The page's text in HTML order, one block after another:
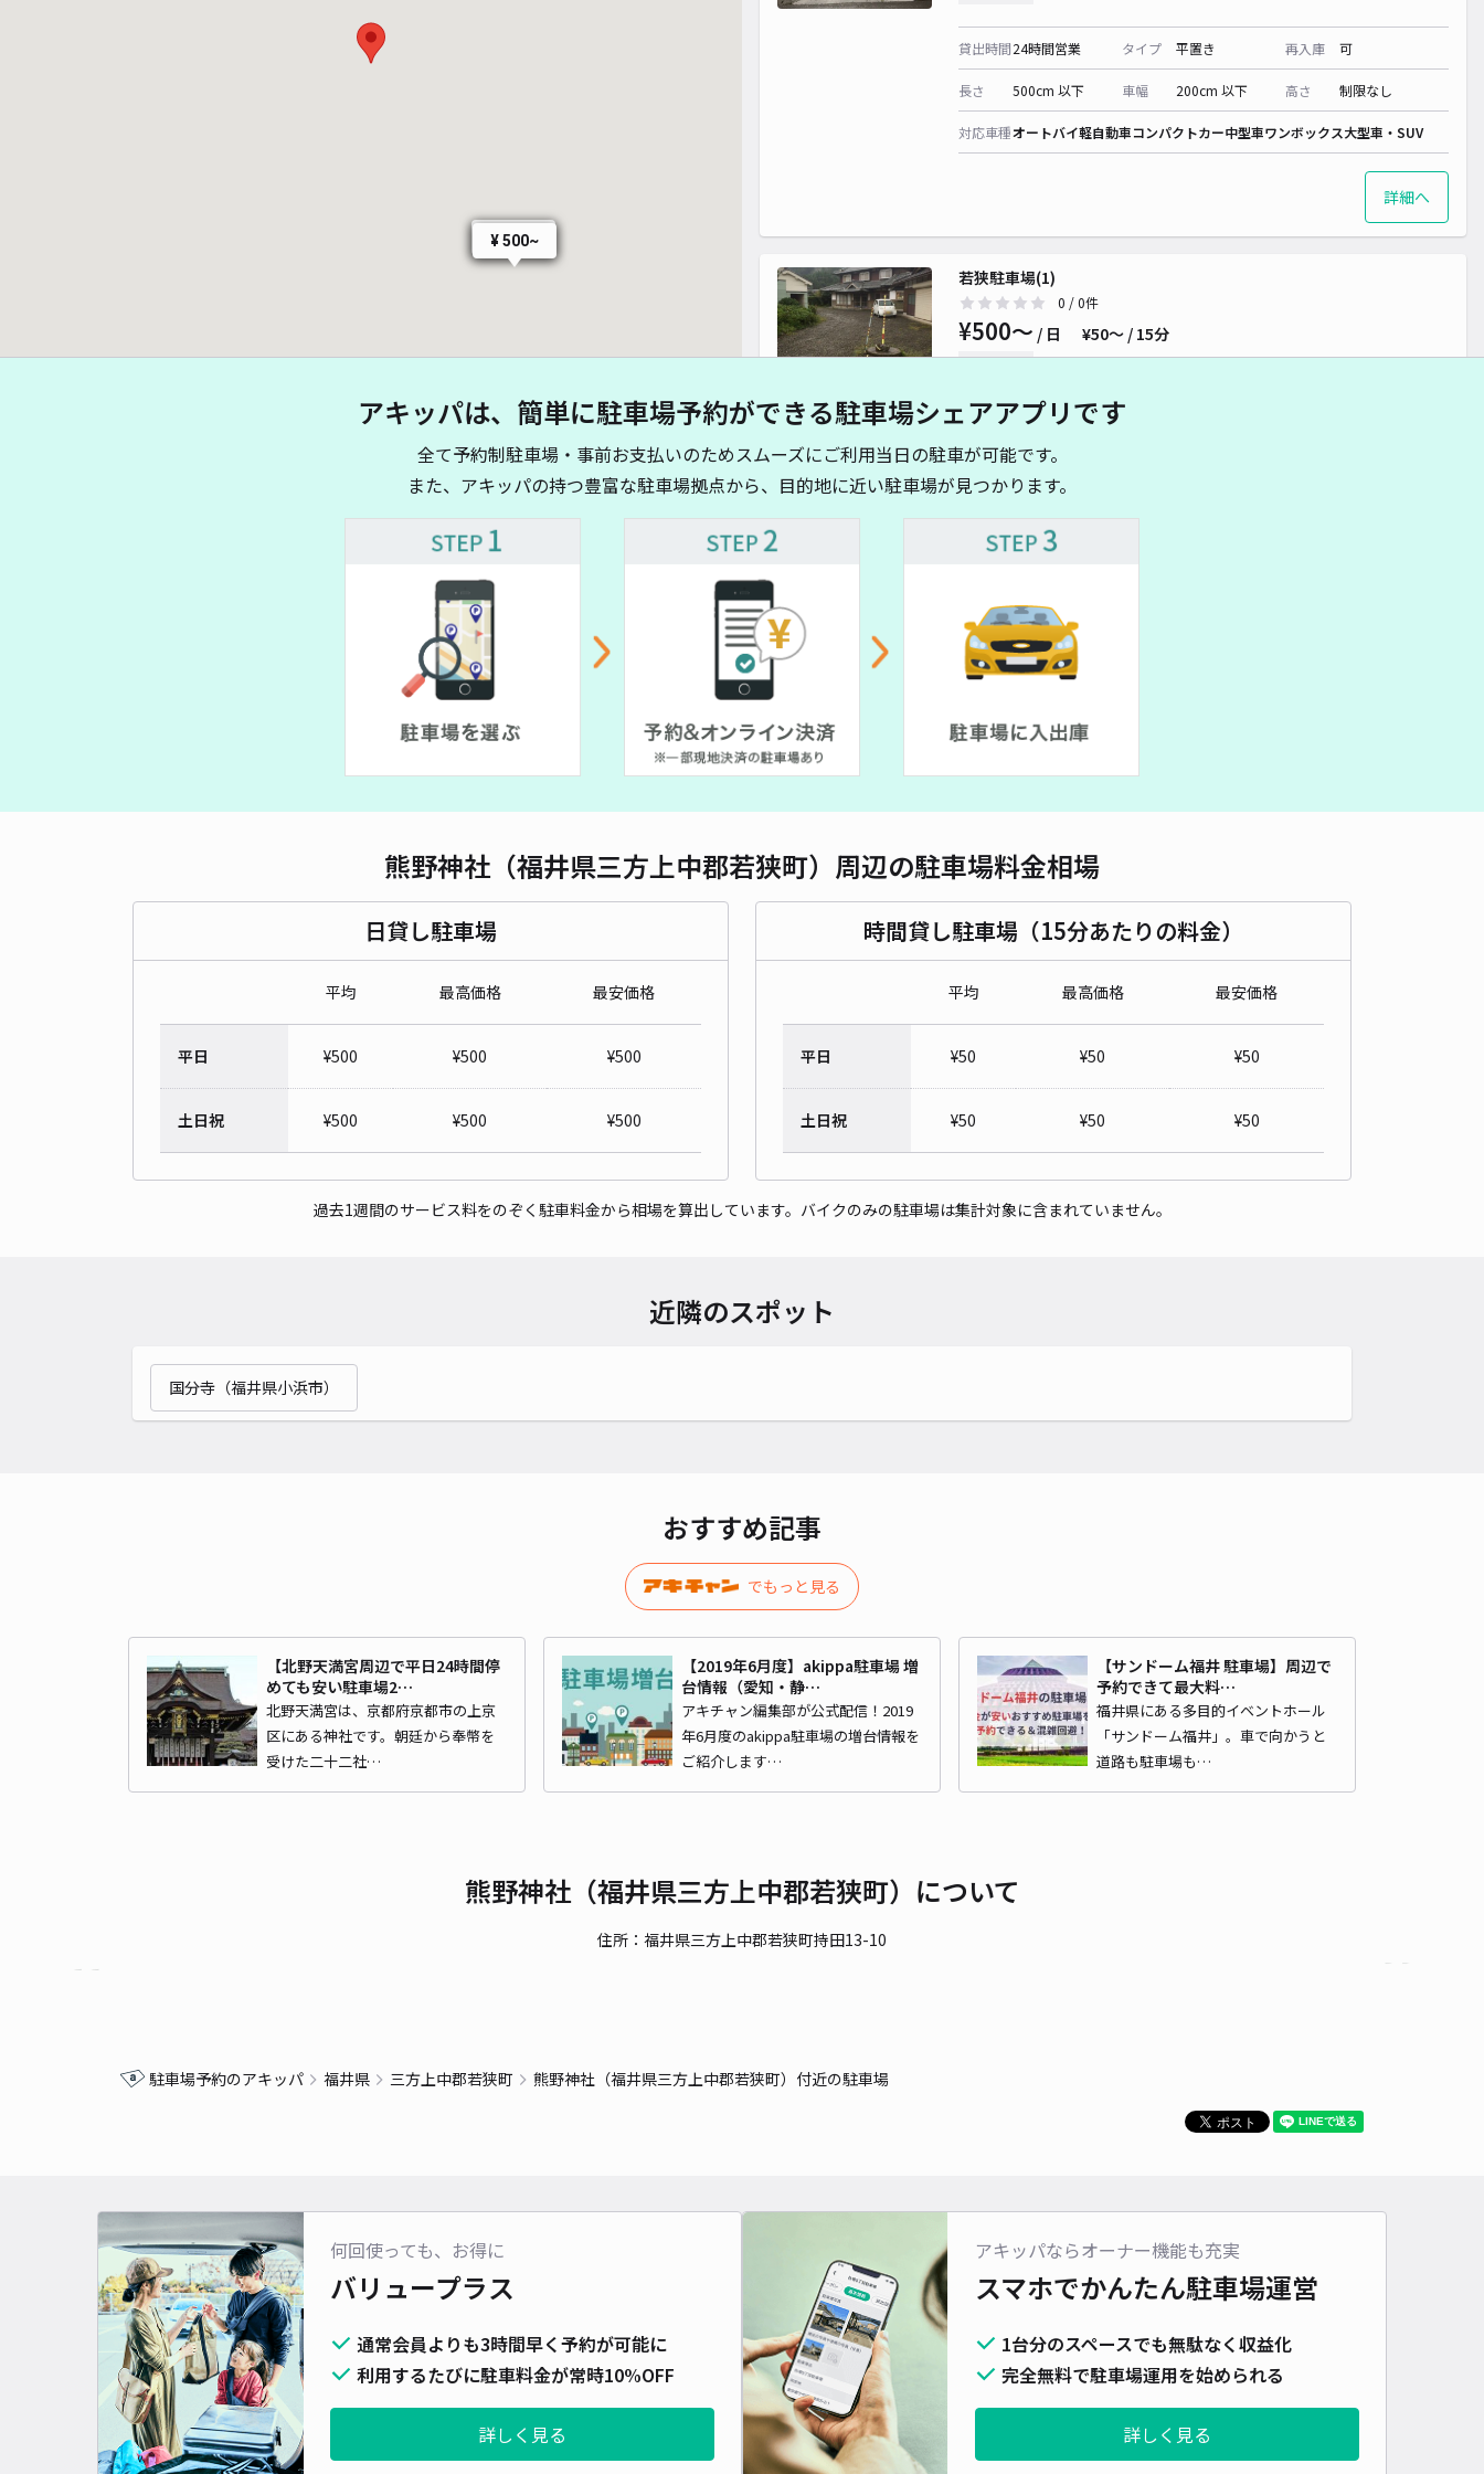
¥ 500~
¥ 500~
貸出時間24時間営業 タイプ 平置き 再入庫 可
長さ 500cm 以下 車幅 200cm 以下 高さ 制限なし
対応車種オートバイ軽自動車コンパクトカー中型車ワンボックス大型車・SUV
詳細へ
若狭駐車場(1)
0 / 0件
¥500〜 / 日 ¥50〜 / 15分
貸出時間 24時間営業
長さ 500cm 以下
アキッパは、簡単に駐車場予約ができる駐車場シェアアプリです
全て予約制駐車場・事前お支払いのためスムーズにご利用当日の駐車が可能です。
また、アキッパの持つ豊富な駐車場拠点から、目的地に近い駐車場が見つかります。
熊野神社（福井県三方上中郡若狭町）周辺の駐車場料金相場
日貸し駐車場
平均 最高価格 最安価格
平日 ¥500 ¥500 ¥500
土日祝 ¥500 ¥500 ¥500
時間貸し駐車場（15分あたりの料金）
平均 最高価格 最安価格
平日 ¥50 ¥50 ¥50
土日祝 ¥50 ¥50 ¥50
過去1週間のサービス料をのぞく駐車料金から相場を算出しています。バイクのみの駐車場は集計対象に含まれていません。
近隣のスポット
国分寺（福井県小浜市）
おすすめ記事
でもっと見る
【北野天満宮周辺で平日24時間停
めても安い駐車場2…
北野天満宮は、京都府京都市の上京
区にある神社です。朝廷から奉幣を
受けた二十二社…
【2019年6月度】akippa駐車場 増
台情報（愛知・静…
アキチャン編集部が公式配信！2019
年6月度のakippa駐車場の増台情報を
ご紹介します…
【サンドーム福井 駐車場】周辺で
予約できて最大料…
福井県にある多目的イベントホール
「サンドーム福井」。車で向かうと
道路も駐車場も…
熊野神社（福井県三方上中郡若狭町）について
住所：福井県三方上中郡若狭町持田13-10
駐車場予約のアキッパ 福井県 三方上中郡若狭町 熊野神社（福井県三方上中郡若狭町）付近の駐車場
何回使っても、お得に
バリュープラス
通常会員よりも3時間早く予約が可能に
利用するたびに駐車料金が常時10%OFF
詳しく見る
アキッパならオーナー機能も充実
スマホでかんたん駐車場運営
1台分のスペースでも無駄なく収益化
完全無料で駐車場運用を始められる
詳しく見る